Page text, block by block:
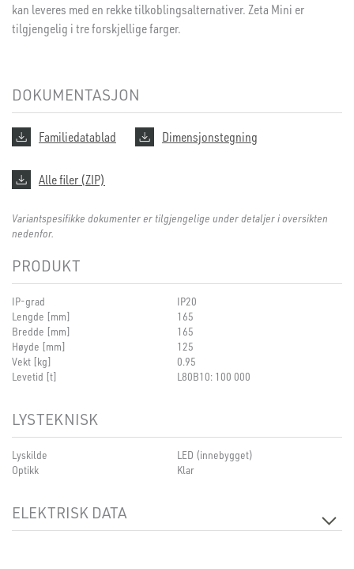
kan leveres med en rekke tilkoblingsalternativer. Zeta Mini er
tilgjengelig i tre forskjellige farger.
DOKUMENTASJON
Familiedatablad Dimensjonstegning
Alle filer (ZIP)
Variantspesifikke dokumenter er tilgjengelige under detaljer i oversikten
nedenfor.
PRODUKT
IP-grad
IP20
Lengde [mm]
165
Bredde [mm]
165
Høyde [mm]
125
Vekt [kg]
0.95
Levetid [t]
L80B10: 100 000
LYSTEKNISK
Lyskilde
LED (innebygget)
Optikk
Klar
ELEKTRISK DATA